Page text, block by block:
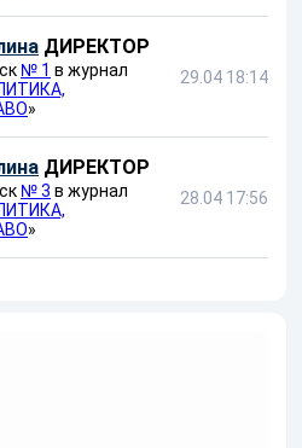
ДИРЕКТОР
№ 1 в журнал
»
29.04 18:14
ДИРЕКТОР
№ 3 в журнал
»
28.04 17:56